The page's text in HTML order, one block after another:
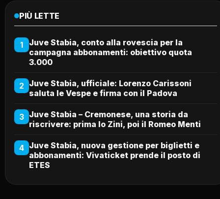
PIÙ LETTE
1
Juve Stabia, conto alla rovescia per la
campagna abbonamenti: obiettivo quota
3.000
2 Juve Stabia, ufficiale: Lorenzo Carissoni
saluta le Vespe e firma con il Padova
3 Juve Stabia – Cremonese, una storia da
riscrivere: prima lo Zini, poi il Romeo Menti
4 Juve Stabia, nuova gestione per biglietti e
abbonamenti: Vivaticket prende il posto di
ETES